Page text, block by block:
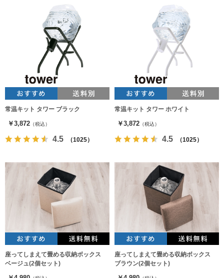
常温キット タワー ブラック
￥3,872 （税込）
4.5 （1025）
常温キット タワー ホワイト
￥3,872 （税込）
4.5 （1025）
座ってしまえて畳める収納ボックス
ベージュ(2個セット)
座ってしまえて畳める収納ボックス
ブラウン(2個セット)